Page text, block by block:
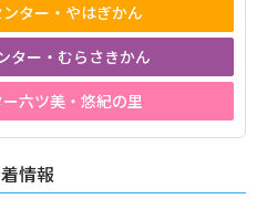
ター・やはぎかん
ター・むらさきかん
六ツ美・悠紀の里
情報